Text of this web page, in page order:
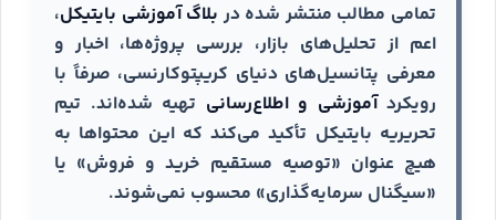
تمامی مطالب منتشر شده در بلاگ آموزشی بایتیکل،
اعم از تحلیل‌های بازار، بررسی پروژه‌ها، اخبار و
معرفی پتانسیل‌های دنیای کریپتوکارنسی، صرفاً با
رویکردآموزشی و اطلاع‌رسانی تهیه شده‌اند. تیم
تحریریه بایتیکل تأکید می‌کند که این محتواها به
هیچ عنوان «توصیه مستقیم خرید و فروش» یا
«سیگنال سرمایه‌گذاری» محسوب نمی‌شوند.